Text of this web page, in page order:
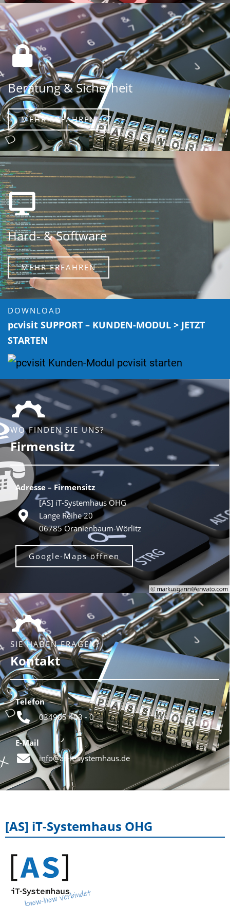
Beratung & Sicherheit
MEHR ERFAHREN
Hard- & Software
MEHR ERFAHREN
DOWNLOAD
pcvisit SUPPORT – KUNDEN-MODUL > JETZT
STARTEN
WO FINDEN SIE UNS?
Firmensitz
Adresse – Firmensitz
[AS] iT-Systemhaus OHG
Lange Reihe 20
06785 Oranienbaum-Wörlitz
Google-Maps öffnen
SIE HABEN FRAGEN?
Kontakt
Telefon
034905 403 - 0
E-Mail
info@as-it-systemhaus.de
[AS] iT-Systemhaus OHG